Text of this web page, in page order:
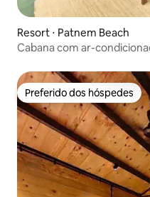
Resort ⋅ Patnem Beach
Cabana com ar-
Preferido dos hóspedes
Preferido dos hóspedes